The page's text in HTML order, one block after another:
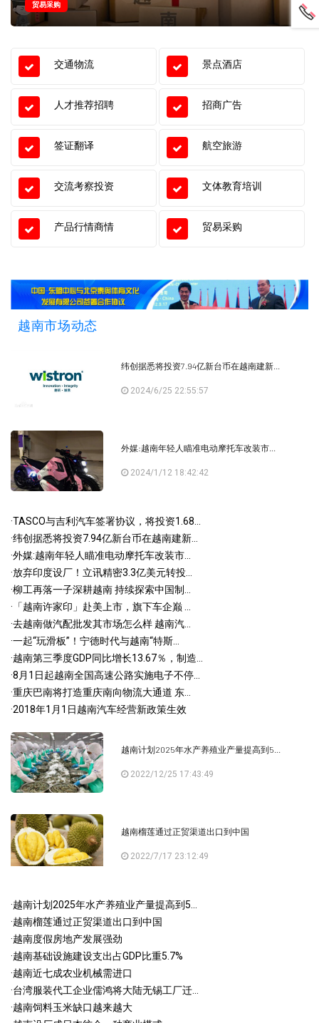
贸易采购
交通物流 景点酒店
人才推荐招聘 招商广告
签证翻译 航空旅游
交流考察投资 文体教育培训
产品行情商情 贸易采购
越南市场动态
纬创据悉将投资7.94亿新台币在越南建新...
2024/6/25 22:55:57
外媒:越南年轻人瞄准电动摩托车改装市...
2024/1/12 18:42:42
·TASCO与吉利汽车签署协议，将投资1.68...
·纬创据悉将投资7.94亿新台币在越南建新...
·外媒:越南年轻人瞄准电动摩托车改装市...
·放弃印度设厂！立讯精密3.3亿美元转投...
·柳工再落一子深耕越南 持续探索中国制...
· 「越南许家印」赴美上市，旗下车企巅 ...
·去越南做汽配批发其市场怎么样 越南汽...
·一起“玩滑板”！宁德时代与越南“特斯...
·越南第三季度GDP同比增长13.67％，制造...
·8月1日起越南全国高速公路实施电子不停...
·重庆巴南将打造重庆南向物流大通道 东...
·2018年1月1日越南汽车经营新政策生效
越南计划2025年水产养殖业产量提高到5...
2022/12/25 17:43:49
越南榴莲通过正贸渠道出口到中国
2022/7/17 23:12:49
·越南计划2025年水产养殖业产量提高到5...
·越南榴莲通过正贸渠道出口到中国
·越南度假房地产发展强劲
·越南基础设施建设支出占GDP比重5.7%
·越南近七成农业机械需进口
·台湾服装代工企业儒鸿将大陆无锡工厂迁...
·越南饲料玉米缺口越来越大